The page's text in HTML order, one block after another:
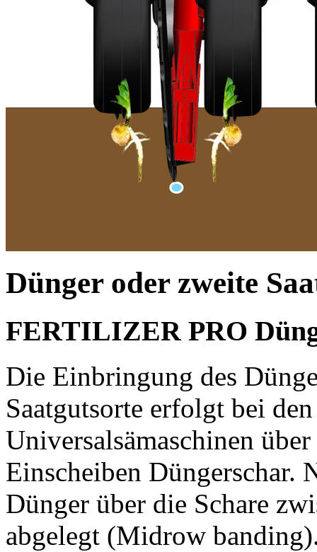
Dünger oder zweite
FERTILIZER PRO
Die Einbringung des
Saatgutsorte erfolgt bei
Universalsämaschinen
Einscheiben Düngerschar.
Dünger über die Schare
abgelegt (Midrow